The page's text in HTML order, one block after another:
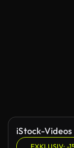
iStock-